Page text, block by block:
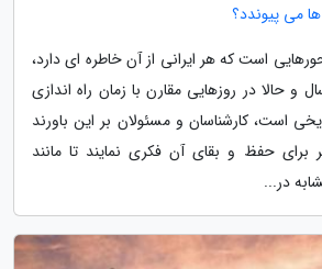
می پیوندد؟
است که هر ایرانی از آن خاطره ای دارد،
ای به عمر 88 سال و حالا در روزهایی مقارن با زمان راه اندازی
است، کارشناسان و مسئولان بر این باورند
برای حفظ و بقای آن فکری نمایند تا مانند
در...